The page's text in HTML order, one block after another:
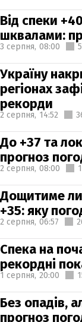
Від спеки
шквалами:
3 серпня, 08:00
Україну
регіонах
рекорди
2 серпня, 14:52
До +37 та
прогноз
2 серпня, 08:00
Дощитиме
+35: яку
2 серпня, 06:57
Спека на
рекордні
1 серпня, 20:00
Без опадів,
прогноз